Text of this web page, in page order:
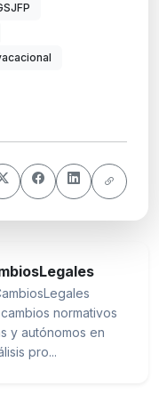
normativos
y autónomos en
pro...